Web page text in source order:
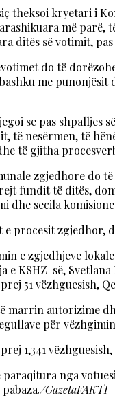
theksoi kryetari i
më
ditës së votimit,
do të
me
se pas
të nesërmen, të
të gjitha
zgjedhore do
fundit të ditës,
dhe secila
procesit zgjedhor,
e zgjedhjeve
e KSHZ-së,
51
marrin autorizime
për
1,341
paraqitura nga
./GazetaFAKTI